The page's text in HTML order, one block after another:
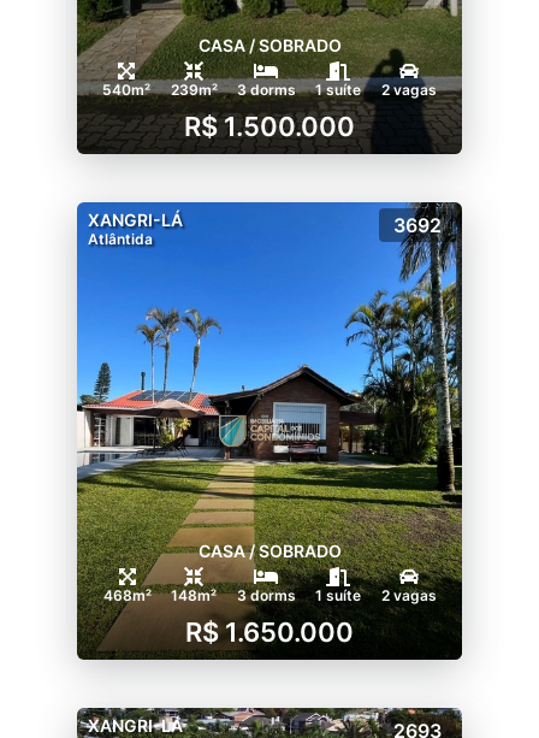
CASA / SOBRADO
540m² 239m² 3 dorms 1 suíte 2 vagas
R$ 1.500.000
XANGRI-LÁ
Atlântida
3692
CASA / SOBRADO
468m² 148m² 3 dorms 1 suíte 2 vagas
R$ 1.650.000
XANGRI-LÁ 2693